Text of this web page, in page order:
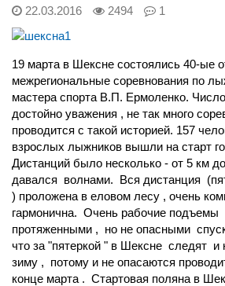
22.03.2016 2494 1
19 марта в Шексне состоялись 40-ые
межрегиональные соревнования по
мастера спорта В.П. Ермоленко.
достойно уважения , не так много
проводится с такой историей. 157
взрослых лыжников вышли на старт
Дистанций было несколько - от 5 км
давался волнами. Вся дистанция
) проложена в еловом лесу , очень
гармонична. Очень рабочие подъемы
протяженными , но не опасными
что за "пятеркой " в Шексне следят и
зиму , потому и не опасаются
конце марта . Стартовая поляна в